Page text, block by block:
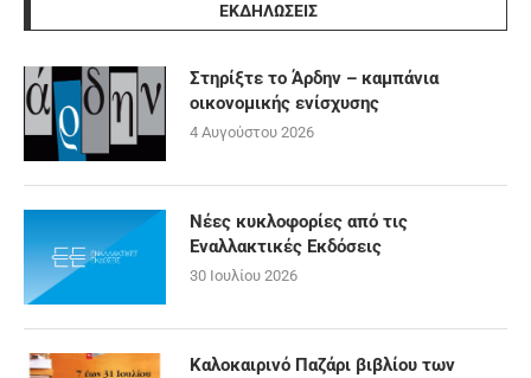
ΕΚΔΗΛΩΣΕΙΣ
Στηρίξτε το Άρδην – καμπάνια
οικονομικής ενίσχυσης
4 Αυγούστου 2026
Νέες κυκλοφορίες από τις
Εναλλακτικές Εκδόσεις
30 Ιουλίου 2026
Καλοκαιρινό Παζάρι βιβλίου των